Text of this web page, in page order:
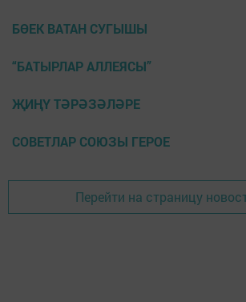
БӨЕК ВАТАН СУГЫШЫ
“БАТЫРЛАР АЛЛЕЯСЫ”
ҖИҢҮ ТӘРӘЗӘЛӘРЕ
СОВЕТЛАР СОЮЗЫ ГЕРОЕ
Перейти на страницу